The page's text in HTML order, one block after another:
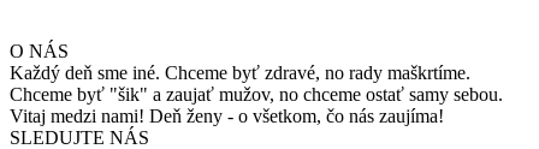
O NÁS
Každý deň sme iné. Chceme byť zdravé, no rady maškrtíme.
Chceme byť "šik" a zaujať mužov, no chceme ostať samy sebou.
Vitaj medzi nami! Deň ženy - o všetkom, čo nás zaujíma!
SLEDUJTE NÁS